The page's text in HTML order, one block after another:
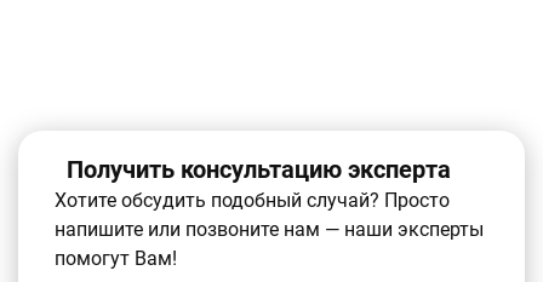
Получить консультацию эксперта
Хотите обсудить подобный случай? Просто
напишите или позвоните нам — наши эксперты
помогут Вам!